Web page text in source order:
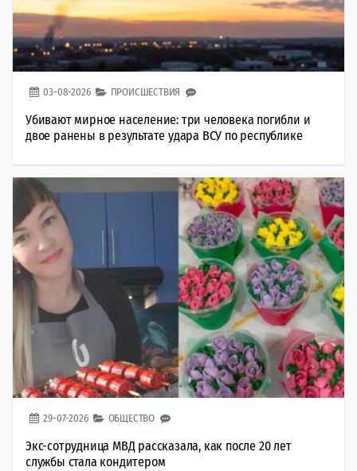
03-08-2026 ПРОИСШЕСТВИЯ
Убивают мирное население: три человека погибли и
двое ранены в результате удара ВСУ по республике
29-07-2026 ОБЩЕСТВО
Экс-сотрудница МВД рассказала, как после 20 лет
службы стала кондитером